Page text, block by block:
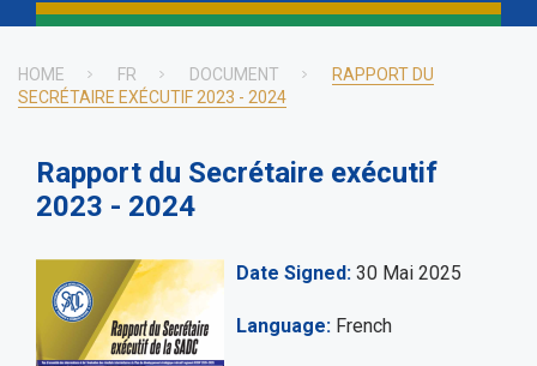
Breadcrumb
HOME FR DOCUMENT
RAPPORT DU
SECRÉTAIRE EXÉCUTIF 2023 - 2024
Rapport du Secrétaire exécutif
2023 - 2024
Date Signed 30 Mai 2025
Language French